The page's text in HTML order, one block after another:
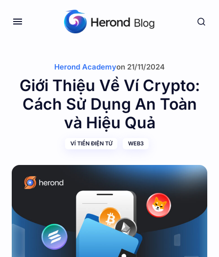
Herond Academyon 21/11/2024
Giới Thiệu Về Ví Crypto:
Cách Sử Dụng An Toàn
và Hiệu Quả
VÍ TIỀN ĐIỆN TỬ WEB3